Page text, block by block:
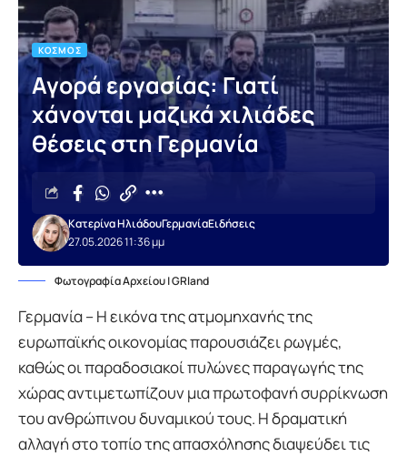
ΚΌΣΜΟΣ
Αγορά εργασίας: Γιατί
χάνονται μαζικά χιλιάδες
θέσεις στη Γερμανία
27.05.2026 11:36 μμ
Κατερίνα ΗλιάδουΓερμανίαΕιδήσεις
Φωτογραφία Αρχείου | GRland
Γερμανία – Η εικόνα της ατμομηχανής της
ευρωπαϊκής οικονομίας παρουσιάζει ρωγμές,
καθώς οι παραδοσιακοί πυλώνες παραγωγής της
χώρας αντιμετωπίζουν μια πρωτοφανή συρρίκνωση
του ανθρώπινου δυναμικού τους. Η δραματική
αλλαγή στο τοπίο της απασχόλησης διαψεύδει τις